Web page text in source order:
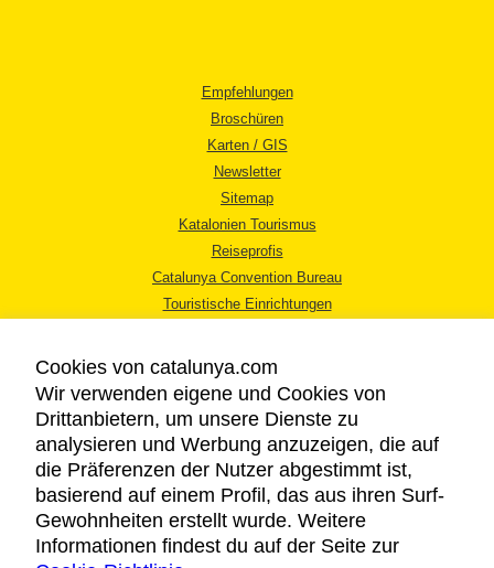
Empfehlungen
Broschüren
Karten / GIS
Newsletter
Sitemap
Katalonien Tourismus
Reiseprofis
Catalunya Convention Bureau
Touristische Einrichtungen
RECHTLICHER HINWEIS
DATENSCHUTZICHTLINIE
COOKIES
Cookies von catalunya.com
Wir verwenden eigene und Cookies von
Drittanbietern, um unsere Dienste zu
analysieren und Werbung anzuzeigen, die auf
die Präferenzen der Nutzer abgestimmt ist,
basierend auf einem Profil, das aus ihren Surf-
Gewohnheiten erstellt wurde. Weitere
Informationen findest du auf der Seite zur